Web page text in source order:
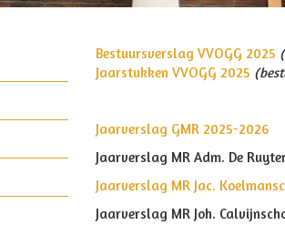
Bestuursverslag VVOGG 2025
Jaarstukken VVOGG 2025
Jaarverslag GMR 2025-2026
Jaarverslag MR Adm. De
Jaarverslag MR Jac.
Jaarverslag MR Joh.